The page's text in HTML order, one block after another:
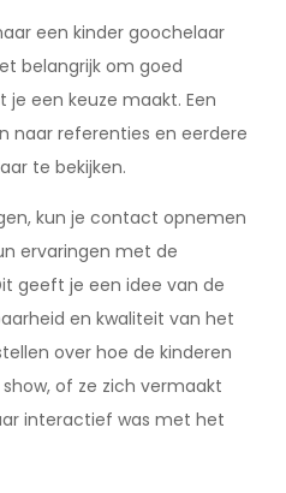
een kinder goochelaar
belangrijk om goed
een keuze maakt. Een
naar referenties en eerdere
te bekijken.
kun je contact opnemen
ervaringen met de
geeft je een idee van de
en kwaliteit van het
over hoe de kinderen
of ze zich vermaakt
interactief was met het